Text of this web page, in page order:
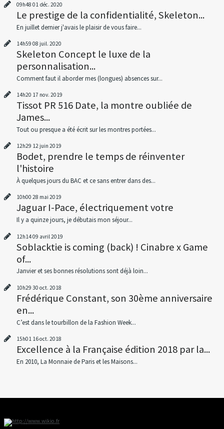
09h48 01 déc. 2020
Le prestige de la confidentialité, Skeleton...
En juillet dernier j'avais le plaisir de vous faire...
14h59 08 juil. 2020
Skeleton Concept le luxe de la
personnalisation...
Comment faut il aborder mes (longues) absences sur...
14h20 17 nov. 2019
Tissot PR 516 Date, la montre oubliée de
James...
Tout ou presque a été écrit sur les montres portées...
12h29 12 juin 2019
Bodet, prendre le temps de réinventer
l'histoire
À quelques jours du BAC et ce sans entrer dans des...
10h00 28 mai 2019
Jaguar I-Pace, électriquement votre
Il y a quinze jours, je débutais mon séjour...
12h1409 avril 2019
Soblacktie is coming (back) ! Cinabre x Game
of...
Janvier et ses bonnes résolutions sont déjà loin...
10h29 30 oct. 2018
Frédérique Constant, son 30ème anniversaire
en...
C’est dans le tourbillon de la Fashion Week...
15h01 16oct. 2018
Excellence à la Française édition 2018 par la...
En 2010, La Monnaie de Paris et les Maisons...